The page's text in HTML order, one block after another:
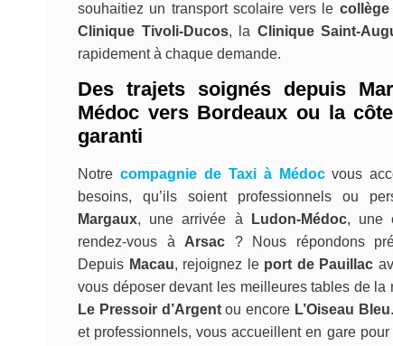
souhaitiez un transport scolaire vers le
Clinique Tivoli-Ducos, la Clinique Saint-
rapidement à chaque demande.
Des trajets soignés depuis
Médoc vers Bordeaux ou la
garanti
Notre compagnie de Taxi à Médocvous
besoins, qu’ils soient professionnels ou
Margaux, une arrivée à Ludon-Médoc, une
rendez-vous à Arsac ? Nous répondons
Depuis Macau, rejoignez le port de Pauillac
vous déposer devant les meilleures tables de la
Le Pressoir d’Argentou encore L’Oiseau Bleu
et professionnels, vous accueillent en gare